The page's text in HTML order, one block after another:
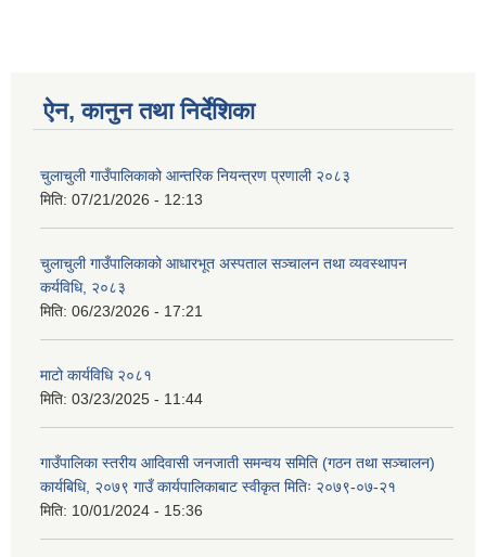
ऐन, कानुन तथा निर्देशिका
चुलाचुली गाउँपालिकाको आन्तरिक नियन्त्रण प्रणाली २०८३
मिति: 07/21/2026 - 12:13
चुलाचुली गाउँपालिकाको आधारभूत अस्पताल सञ्चालन तथा व्यवस्थापन
कर्यविधि, २०८३
मिति: 06/23/2026 - 17:21
माटो कार्यविधि २०८१
मिति: 03/23/2025 - 11:44
गाउँपालिका स्तरीय आदिवासी जनजाती समन्वय समिति (गठन तथा सञ्चालन)
कार्यबिधि, २०७९ गाउँ कार्यपालिकाबाट स्वीकृत मितिः २०७९-०७-२१
मिति: 10/01/2024 - 15:36